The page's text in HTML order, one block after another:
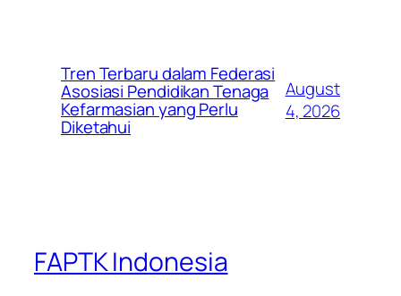
Tren Terbaru dalam Federasi
Asosiasi Pendidikan Tenaga
Kefarmasian yang Perlu
Diketahui
August
4, 2026
FAPTK Indonesia